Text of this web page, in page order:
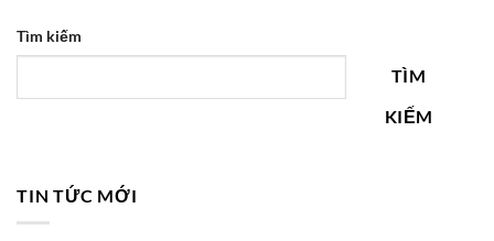
Tìm kiếm
TÌM
KIẾM
TIN TỨC MỚI